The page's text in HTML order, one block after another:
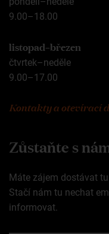
9.00–18.00
listopad–březen
čtvrtek–neděle
9.00–17.00
Kontakty a otevírací
Zůstaňte s
Máte zájem dostávat
Stačí nám tu nechat
informovat.